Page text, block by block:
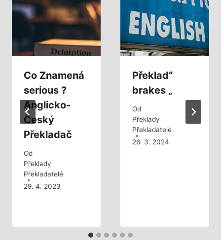
Co Znamená
serious ?
Anglicko-
Český
Překladač
Od
Překlady
Překladatelé
29. 4. 2023
Překlad“
brakes „
Od
Překlady
Překladatelé
26. 3. 2024